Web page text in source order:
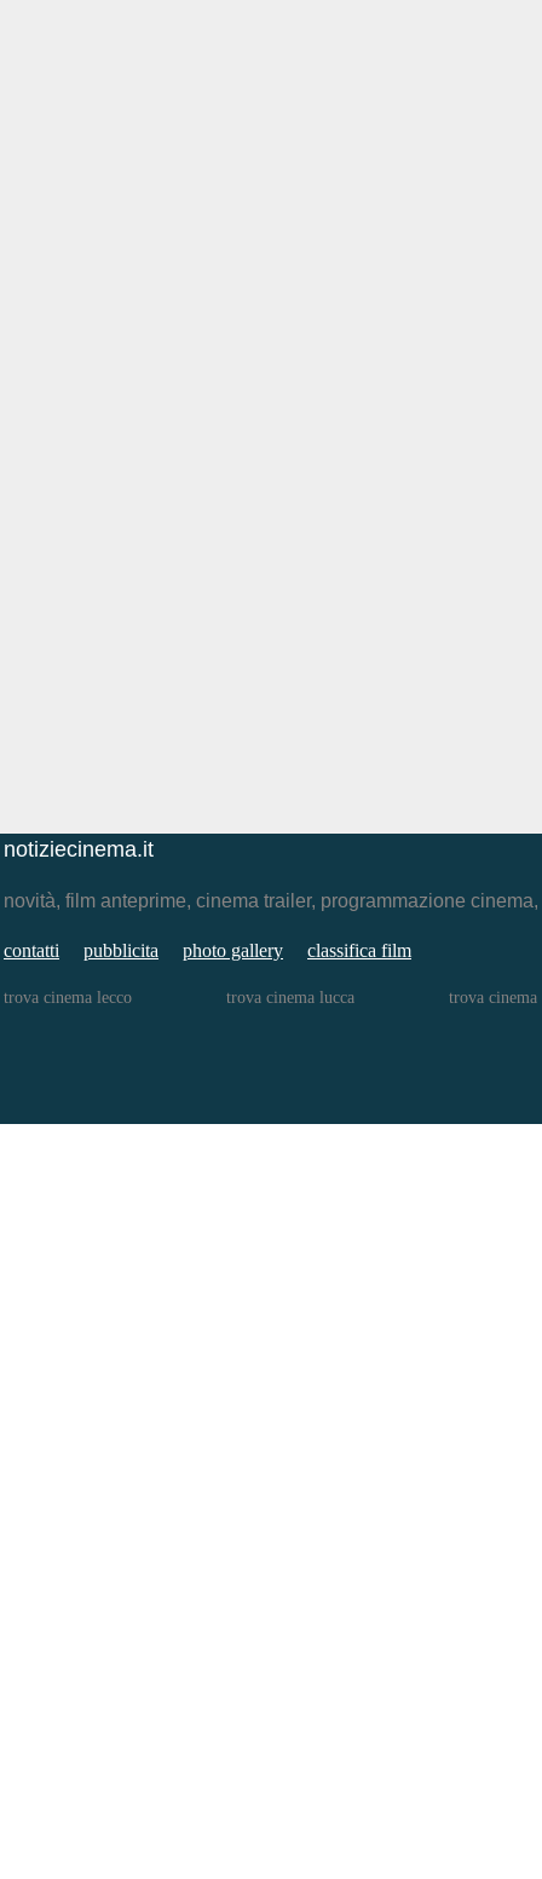
notiziecinema.it
novità, film anteprime, cinema trailer, programmazione
contatti pubblicita photo gallery classifica film
trova cinema lecco trova cinema lucca trova cinema